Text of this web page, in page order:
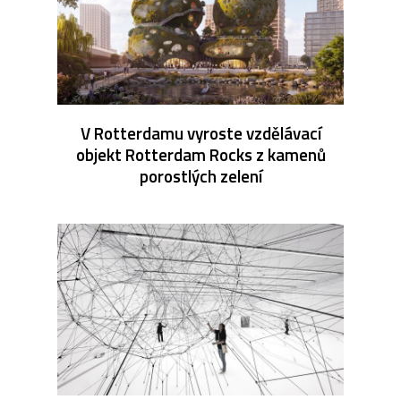
V Rotterdamu vyroste vzdělávací
objekt Rotterdam Rocks z kamenů
porostlých zelení